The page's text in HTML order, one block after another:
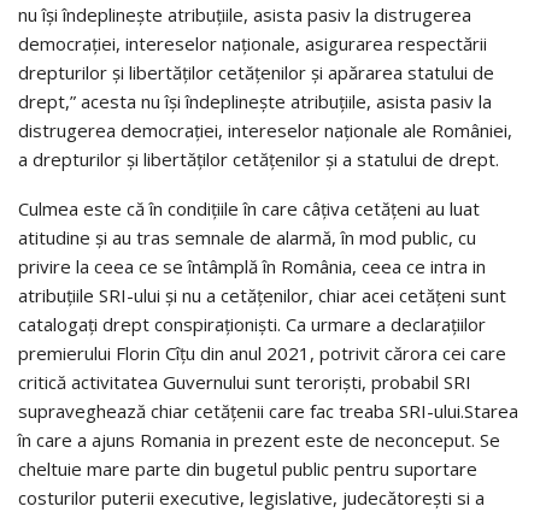
nu își îndeplinește atribuțiile, asista pasiv la distrugerea
democrației, intereselor naționale, asigurarea respectării
drepturilor și libertăților cetățenilor și apărarea statului de
drept,” acesta nu își îndeplinește atribuțiile, asista pasiv la
distrugerea democrației, intereselor naționale ale României,
a drepturilor și libertăților cetățenilor și a statului de drept.
Culmea este că în condițiile în care câțiva cetățeni au luat
atitudine și au tras semnale de alarmă, în mod public, cu
privire la ceea ce se întâmplă în România, ceea ce intra in
atribuțiile SRI-ului și nu a cetățenilor, chiar acei cetățeni sunt
catalogați drept conspiraționiști. Ca urmare a declarațiilor
premierului Florin Cîțu din anul 2021, potrivit cărora cei care
critică activitatea Guvernului sunt teroriști, probabil SRI
supraveghează chiar cetățenii care fac treaba SRI-ului.Starea
în care a ajuns Romania in prezent este de neconceput. Se
cheltuie mare parte din bugetul public pentru suportare
costurilor puterii executive, legislative, judecătorești si a